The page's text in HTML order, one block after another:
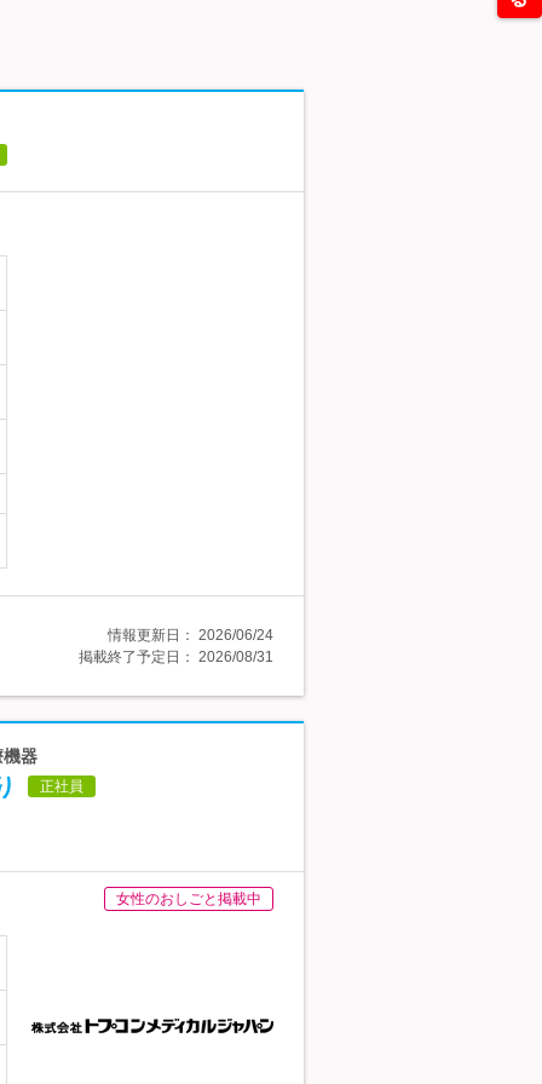
情報更新日： 2026/06/24
掲載終了予定日： 2026/08/31
器
正社員
女性のおしごと掲載中